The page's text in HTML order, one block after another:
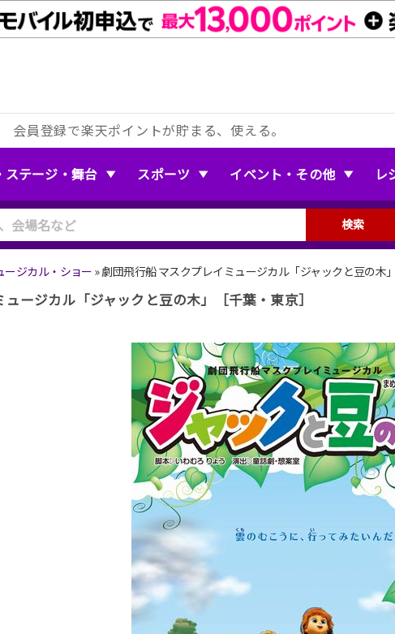
会員登録で楽天ポイントが貯まる、使える。
ステージ・舞台 スポーツ イベント・その他 レ
検索
ージカル・ショー »劇団飛行船 マスクプレイミュージカル「ジャックと豆の木
ージカル「ジャックと豆の木」［千葉・東京］